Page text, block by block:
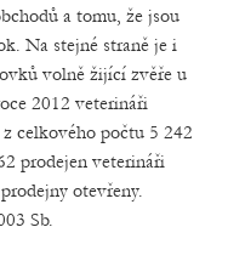
a tomu, že jsou
Na stejné straně je i
volně žijící zvěře u
2012 veterináři
celkového počtu 5 242
prodejen veterináři
otevřeny.
Sb.